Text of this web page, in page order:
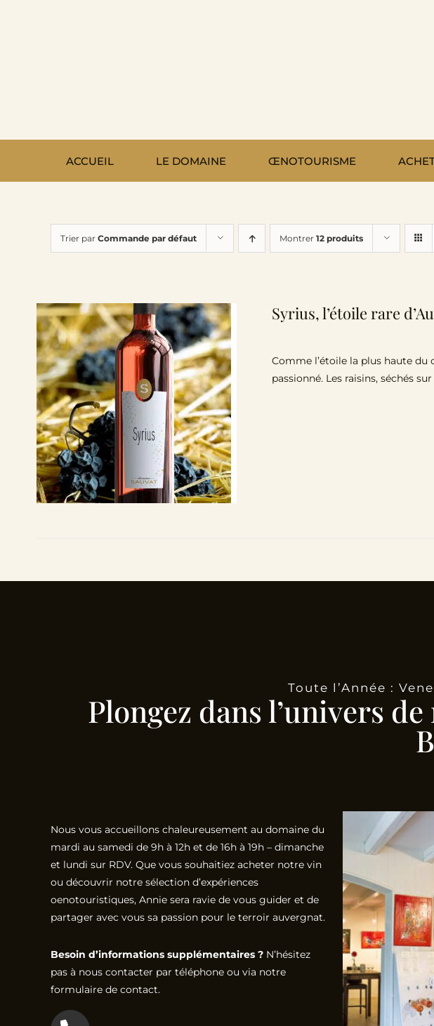
ACCUEIL LE DOMAINE ŒNOTOURISME
Trier par Commande par défaut Montrer 12 produits
Syrius, l’étoile rare
Comme l’étoile la plus haute
passionné. Les raisins, séchés
Toute l’Année :
Plongez dans l’univers
Nous vous accueillons chaleureusement au domaine du
mardi au samedi de 9h à 12h et de 16h à 19h – dimanche
et lundi sur RDV. Que vous souhaitiez acheter notre vin
ou découvrir notre sélection d’expériences
oenotouristiques, Annie sera ravie de vous guider et de
partager avec vous sa passion pour le terroir auvergnat.
Besoin d’informations supplémentaires ?N’hésitez
pas à nous contacter par téléphone ou via notre
formulaire de contact.